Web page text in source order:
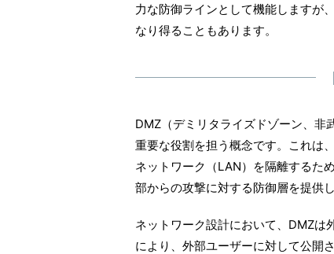
力な防御ラインとして機能しますが
なり得ることもあります。
DMZ（デミリタライズドゾーン、非
重要な役割を担う概念です。これは
ネットワーク（LAN）を隔離するた
部からの攻撃に対する防御層を提供
ネットワーク設計において、DMZは
により、外部ユーザーに対して公開